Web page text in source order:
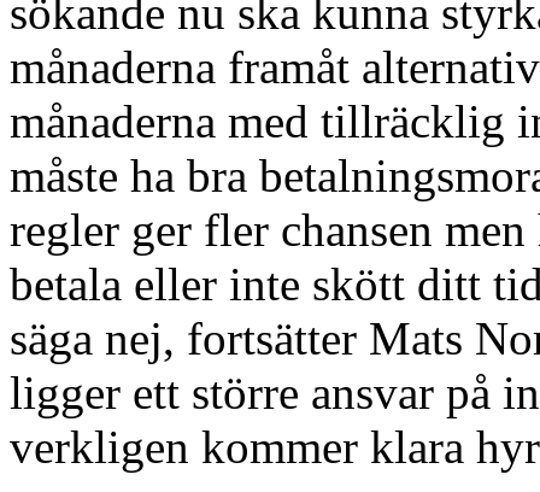
sökande nu ska kunna
månaderna framåt
månaderna med tillräcklig
måste ha bra
regler ger fler chansen
betala eller inte skött ditt
säga nej, fortsätter Mats
ligger ett större ansvar på
verkligen kommer klara